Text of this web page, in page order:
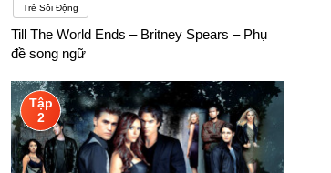
cũng vậy, đều là kim chỉ nam trên con đường
Trẻ Sôi Động
Till The World Ends – Britney Spears – Phụ
đề song ngữ
Tập
2